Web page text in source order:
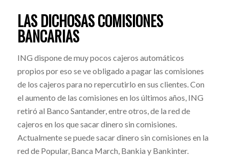
LAS DICHOSAS COMISIONES
BANCARIAS
ING dispone de muy pocos cajeros automáticos
propios por eso se ve obligado a pagar las comisiones
de los cajeros para no repercutirlo en sus clientes. Con
el aumento de las comisiones en los últimos años, ING
retiró al Banco Santander, entre otros, de la red de
cajeros en los que sacar dinero sin comisiones.
Actualmente se puede sacar dinero sin comisiones en la
red de Popular, Banca March, Bankia y Bankinter.